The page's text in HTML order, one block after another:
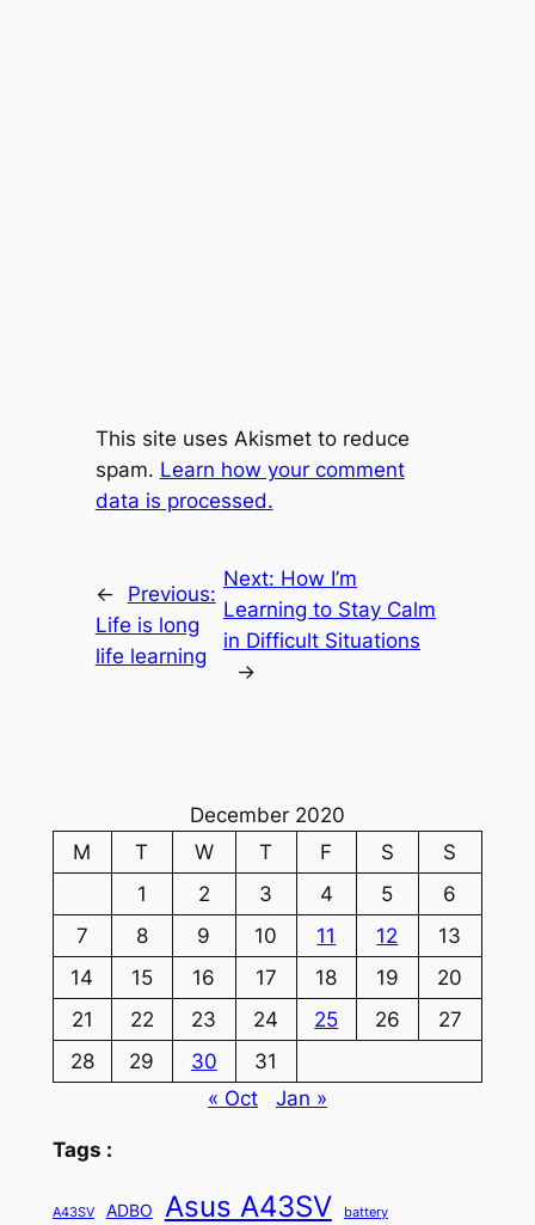
This site uses Akismet to reduce
spam. Learn how your comment
data is processed.
←
Previous:
Life is long
life learning
Next: How I’m
Learning to Stay Calm
in Difficult Situations
→
December 2020
M
T W T F S
S
1
2 3 4 5
6
7
8 9 10 11 12
13
14
15 16 17 18 19
20
21
22 23 24 25 26
27
28
29 30
31
« Oct
Jan »
Tags :
A43SV ADBO Asus A43SV battery